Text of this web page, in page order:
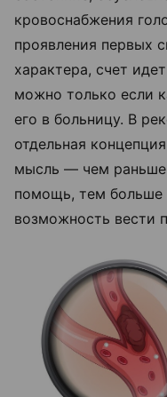
кровоснабжения
проявления первых
характера, счет
можно только если
его в больницу. В
отдельная
мысль — чем раньше
помощь, тем больше
возможность вести